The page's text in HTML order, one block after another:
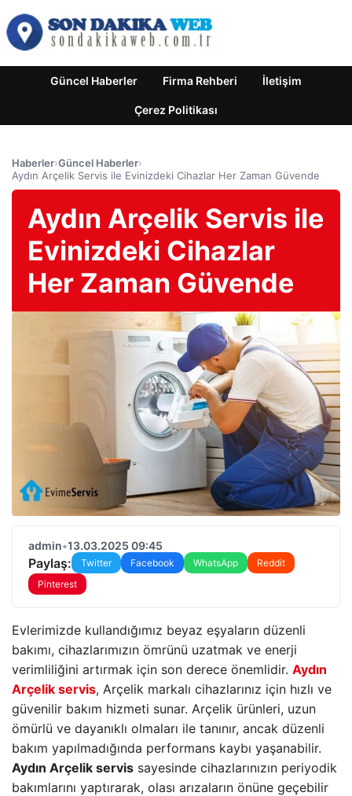
Güncel Haberler Firma Rehberi İletişim
Çerez Politikası
Haberler›Güncel Haberler›
Aydın Arçelik Servis ile Evinizdeki Cihazlar Her Zaman Güvende
Aydın Arçelik Servis ile
Evinizdeki Cihazlar
Her Zaman Güvende
admin•13.03.2025 09:45
Paylaş: Twitter Facebook WhatsApp
Reddit
Pinterest
Evlerimizde kullandığımız beyaz eşyaların düzenli
bakımı, cihazlarımızın ömrünü uzatmak ve enerji
verimliliğini artırmak için son derece önemlidir. Aydın
Arçelik servis, Arçelik markalı cihazlarınız için hızlı ve
güvenilir bakım hizmeti sunar. Arçelik ürünleri, uzun
ömürlü ve dayanıklı olmaları ile tanınır, ancak düzenli
bakım yapılmadığında performans kaybı yaşanabilir.
Aydın Arçelik servis sayesinde cihazlarınızın periyodik
bakımlarını yaptırarak, olası arızaların önüne geçebilir